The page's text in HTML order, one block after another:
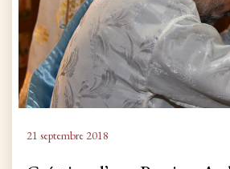
21 septembre 2018